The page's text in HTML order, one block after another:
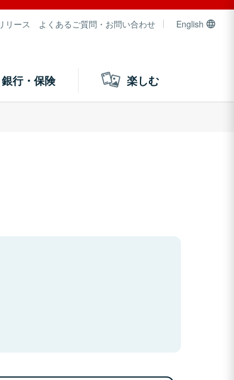
リース よくあるご質問・お問い合わせ English
銀行・保険 楽しむ